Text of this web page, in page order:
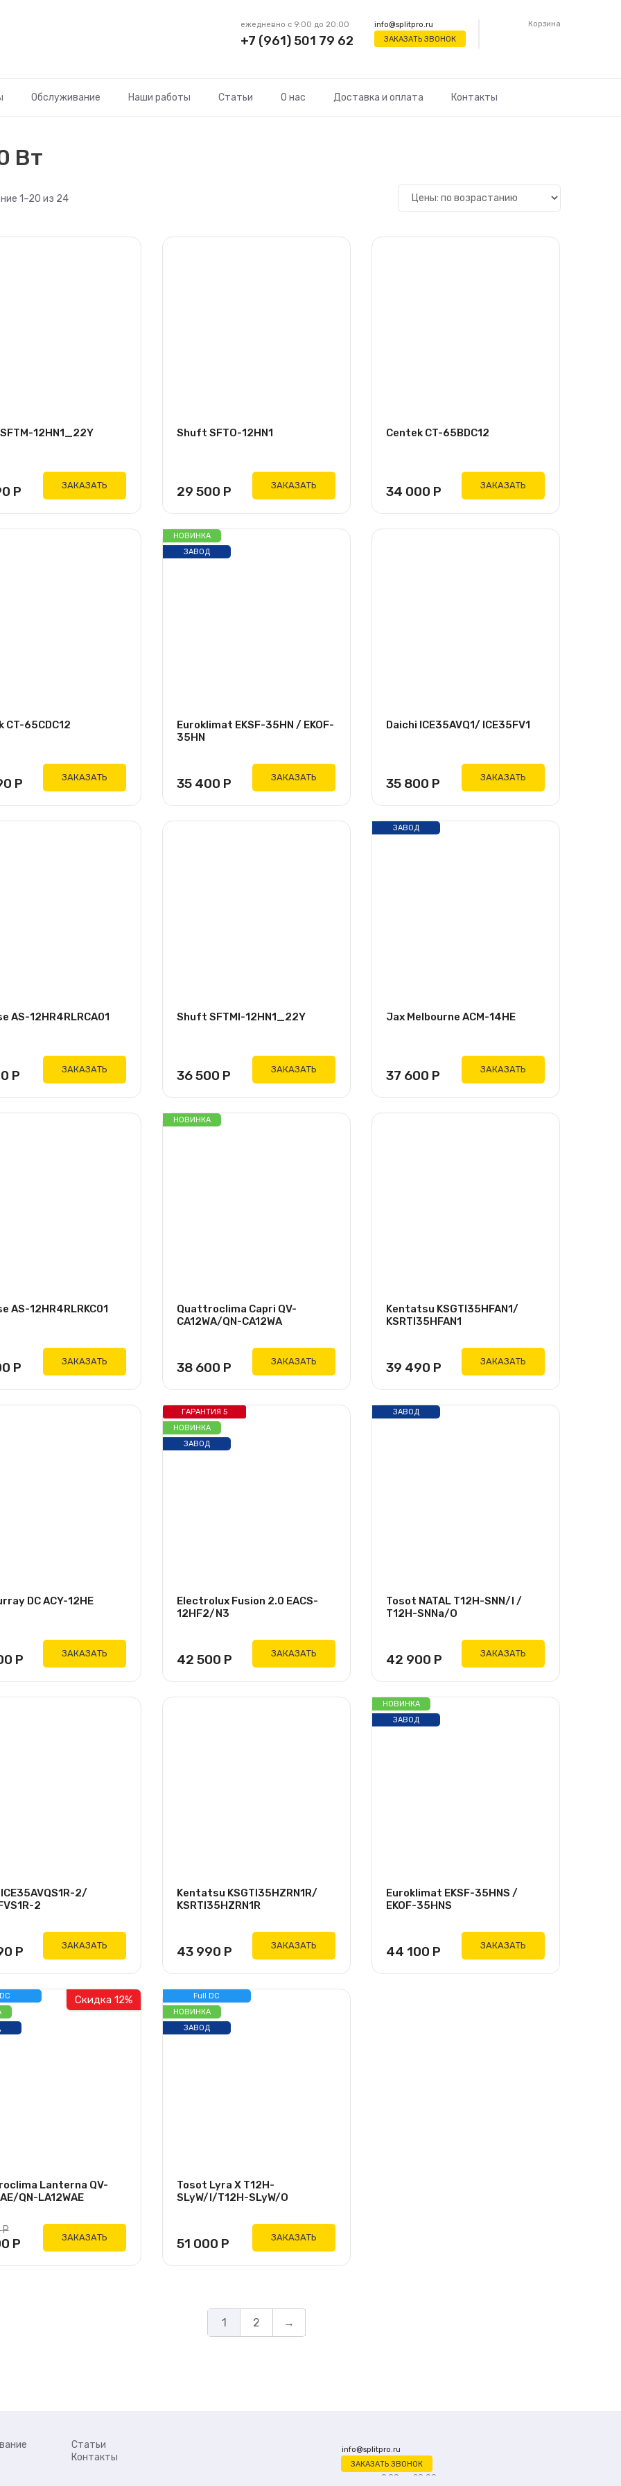
info@splitpro.ru
ЗАКАЗАТЬ ЗВОНОК
ежедневно с 9:00 до 20:00
+7 (961) 501 79 62
Корзина
Обслуживание Наши работы Статьи О нас Доставка и оплата Контакты
Вт
1–20 из 24
12HN1_22Y
Р ЗАКАЗАТЬ
Shuft SFTO-12HN1
29 500 Р ЗАКАЗАТЬ
Centek CT-65BDC12
34 000 Р ЗАКАЗАТЬ
CT-65CDC12
Р ЗАКАЗАТЬ
НОВИНКА
ЗАВОД
Euroklimat EKSF-35HN / EKOF-
35HN
35 400 Р ЗАКАЗАТЬ
Daichi ICE35AVQ1/ ICE35FV1
35 800 Р ЗАКАЗАТЬ
AS-12HR4RLRCA01
Р ЗАКАЗАТЬ
Shuft SFTMI-12HN1_22Y
36 500 Р ЗАКАЗАТЬ
ЗАВОД
Jax Melbourne ACM-14HE
37 600 Р ЗАКАЗАТЬ
AS-12HR4RLRKC01
Р ЗАКАЗАТЬ
НОВИНКА
Quattroclima Capri QV-
CA12WA/QN-CA12WA
38 600 Р ЗАКАЗАТЬ
Kentatsu KSGTI35HFAN1/
KSRTI35HFAN1
39 490 Р ЗАКАЗАТЬ
DC ACY-12HE
Р ЗАКАЗАТЬ
ГАРАНТИЯ 5
ЛЕТ
НОВИНКА
ЗАВОД
Electrolux Fusion 2.0 EACS-
12HF2/N3
42 500 Р ЗАКАЗАТЬ
ЗАВОД
Tosot NATAL T12H-SNN/I /
T12H-SNNa/O
42 900 Р ЗАКАЗАТЬ
2/
2
Р ЗАКАЗАТЬ
Kentatsu KSGTI35HZRN1R/
KSRTI35HZRN1R
43 990 Р ЗАКАЗАТЬ
НОВИНКА
ЗАВОД
Euroklimat EKSF-35HNS /
EKOF-35HNS
44 100 Р ЗАКАЗАТЬ
Скидка 12%
Lanterna QV-
QN-LA12WAE
Р
Р ЗАКАЗАТЬ
Full DC
ИНВЕРТОР
НОВИНКА
ЗАВОД
Tosot Lyra X T12H-
SLyW/I/T12H-SLyW/O
51 000 Р ЗАКАЗАТЬ
1 2 →
Статьи
Контакты
info@splitpro.ru
ЗАКАЗАТЬ ЗВОНОК
ежедневно с 9:00 до 20:00